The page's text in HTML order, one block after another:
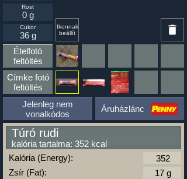
Ikonnak
beállít
Rost
0 g
Cukor
36 g
Ételfotó
feltöltés
Címke fotó
feltöltés
Jelenleg nem
vonalkódos
Áruházlánc
Túró rudi
kalória tartalma: 352 kcal
Kalória (Energy):
Zsír (Fat):